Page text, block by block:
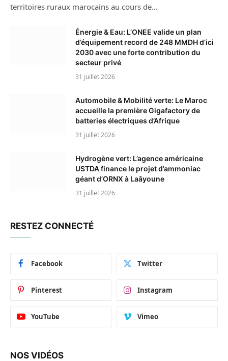
territoires ruraux marocains au cours de…
Énergie & Eau: L’ONEE valide un plan
d’équipement record de 248 MMDH d’ici
2030 avec une forte contribution du
secteur privé
31 juillet 2026
Automobile & Mobilité verte: Le Maroc
accueille la première Gigafactory de
batteries électriques d’Afrique
31 juillet 2026
Hydrogène vert: L’agence américaine
USTDA finance le projet d’ammoniac
géant d’ORNX à Laâyoune
31 juillet 2026
RESTEZ CONNECTÉ
Facebook Twitter
Pinterest Instagram
YouTube Vimeo
NOS VIDÉOS